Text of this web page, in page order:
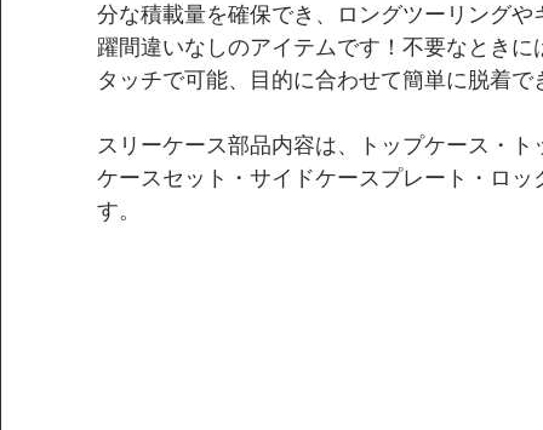
分な積載量を確保でき、
ロングツーリング
躍間違いなしのアイテムです！不要なとき
タッチで可能、目的に合わせて簡単に脱着で
スリーケース部品内容は、トップケース・
ケースセット・サイドケースプレート・ロ
す。